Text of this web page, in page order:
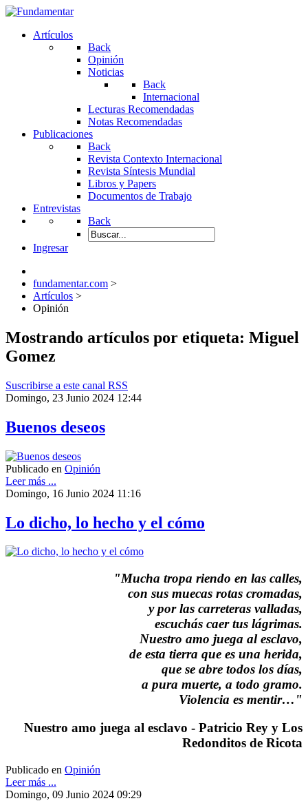
Artículos
Back
Opinión
Noticias
Back
Internacional
Lecturas Recomendadas
Notas Recomendadas
Publicaciones
Back
Revista Contexto Internacional
Revista Síntesis Mundial
Libros y Papers
Documentos de Trabajo
Entrevistas
Back
Ingresar
fundamentar.com >
Artículos >
Opinión
Mostrando artículos por etiqueta: Miguel
Gomez
Suscribirse a este canal RSS
Domingo, 23 Junio 2024 12:44
Buenos deseos
Publicado en Opinión
Leer más ...
Domingo, 16 Junio 2024 11:16
Lo dicho, lo hecho y el cómo
"Mucha tropa riendo en las calles,
con sus muecas rotas cromadas,
y por las carreteras valladas,
escuchás caer tus lágrimas.
Nuestro amo juega al esclavo,
de esta tierra que es una herida,
que se abre todos los días,
a pura muerte, a todo gramo.
Violencia es mentir…"
Nuestro amo juega al esclavo - Patricio Rey y Los
Redonditos de Ricota
Publicado en Opinión
Leer más ...
Domingo, 09 Junio 2024 09:29